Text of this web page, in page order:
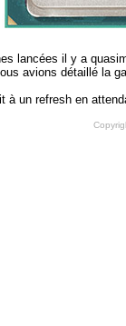
lancées il y a
avions détaillé la
à un refresh en